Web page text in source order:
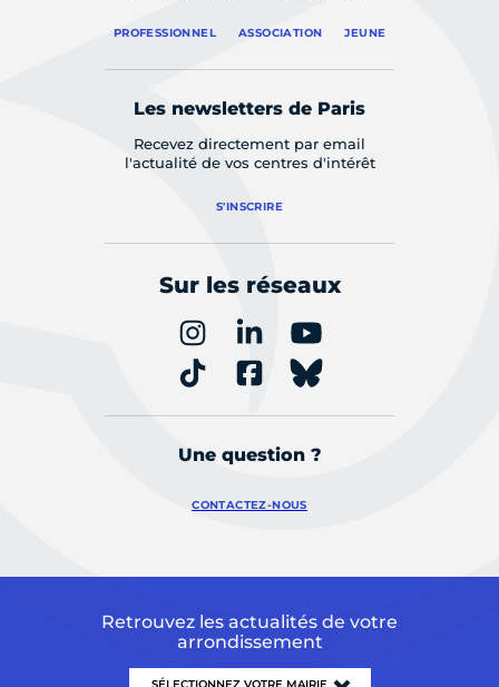
PROFESSIONNEL ASSOCIATION JEUNE
Les newsletters de Paris
Recevez directement par email
l'actualité de vos centres d'intérêt
S'INSCRIRE
Sur les réseaux
Une question ?
CONTACTEZ-NOUS
Retrouvez les actualités de votre
arrondissement